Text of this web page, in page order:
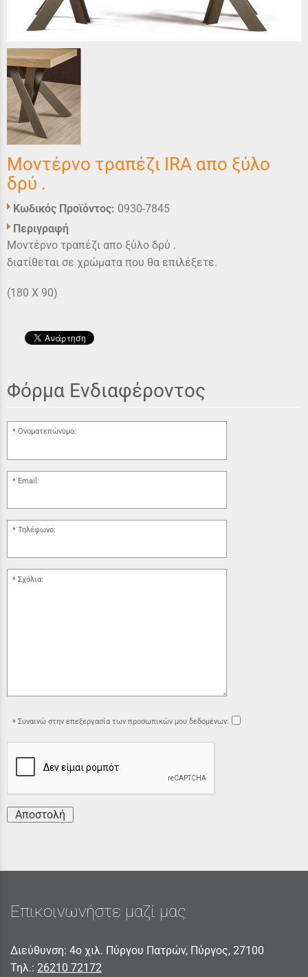
Μοντέρνο τραπέζι IRA απο ξύλο
δρύ .
Κωδικός Προϊόντος: 0930-7845
Περιγραφή
Μοντέρνο τραπέζι απο ξύλο δρύ .
διατίθεται σε χρώματα που θα επιλέξετε.
(180 X 90)
Φόρμα Ενδιαφέροντος
Ονοματεπώνυμο:
Email:
Τηλέφωνο:
Σχόλια:
Συναινώ στην επεξεργασία των προσωπικών μου δεδομένων:
Αποστολή
Επικοινωνήστε μαζί μας
Διεύθυνση: 4ο χιλ. Πύργου Πατρών, Πύργος, 27100
Τηλ.: 26210 72172